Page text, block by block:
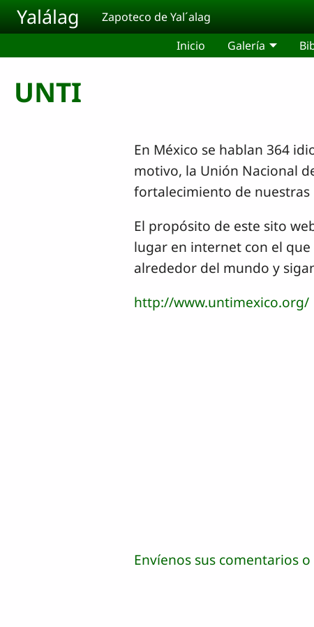
Pasar al contenido principal
Yalálag Zapoteco de Yal´alag
Inicio Galería
UNTI
En México se hablan 364
motivo, la Unión Nacional
fortalecimiento de nuestras
El propósito de este sito
lugar en internet con el
alrededor del mundo y
http://www.untimexico.org/
Envíenos sus comentarios